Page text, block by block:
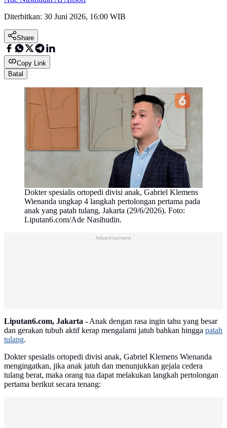
Diterbitkan: 30 Juni 2026, 16:00 WIB
Share
Copy Link
Batal
Dokter spesialis ortopedi divisi anak, Gabriel Klemens
Wienanda ungkap 4 langkah pertolongan pertama pada
anak yang patah tulang, Jakarta (29/6/2026). Foto:
Liputan6.com/Ade Nasihudin.
Advertisement
Liputan6.com, Jakarta -Anak dengan rasa ingin tahu yang besar
dan gerakan tubuh aktif kerap mengalami jatuh bahkan hingga patah
tulang.
Dokter spesialis ortopedi divisi anak, Gabriel Klemens Wienanda
mengingatkan, jika anak jatuh dan menunjukkan gejala cedera
tulang berat, maka orang tua dapat melakukan langkah pertolongan
pertama berikut secara tenang: